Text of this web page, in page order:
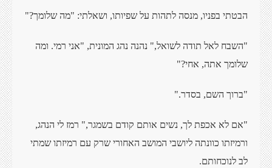
הבטתי בפניו, מנסה לתהות על שפיותו, ושאלתי: "מה שלומך?"
"השבח לאל תודה לשואל," נהנה נהג המונית, "אני רמי. ומה
שלומך אתה, אחי?"
"ברוך השם, בסדר."
"אם לא אכפת לך, נשים אותם קודם בשמגר," רמז לי הנהג,
ורמיזתו כוונתה ליושבי המושב האחורי שרק עם רמיזתו שמתי
לב לנוכחותם.